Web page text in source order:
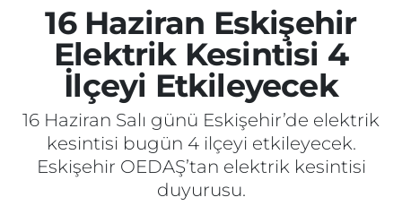
16 Haziran Eskişehir
Elektrik Kesintisi 4
İlçeyi Etkileyecek
16 Haziran Salı günü Eskişehir’de elektrik
kesintisi bugün 4 ilçeyi etkileyecek.
Eskişehir OEDAŞ’tan elektrik kesintisi
duyurusu.
ASAYİŞ
SİYASET
EKONOMİ
SAĞLIK
İletişim
Künye
Süper Lig Puan Durumu ve Fikstür
Tüm Manşetler
Son Dakika Haberleri
Haber Arşivi